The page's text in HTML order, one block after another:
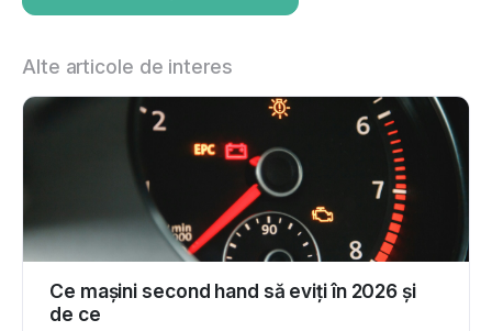
Alte articole de interes
Ce mașini second hand să eviți în 2026 și
de ce